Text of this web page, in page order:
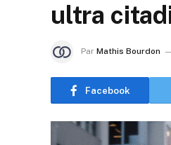
ultra
Par Mathis Bourdon
Facebook